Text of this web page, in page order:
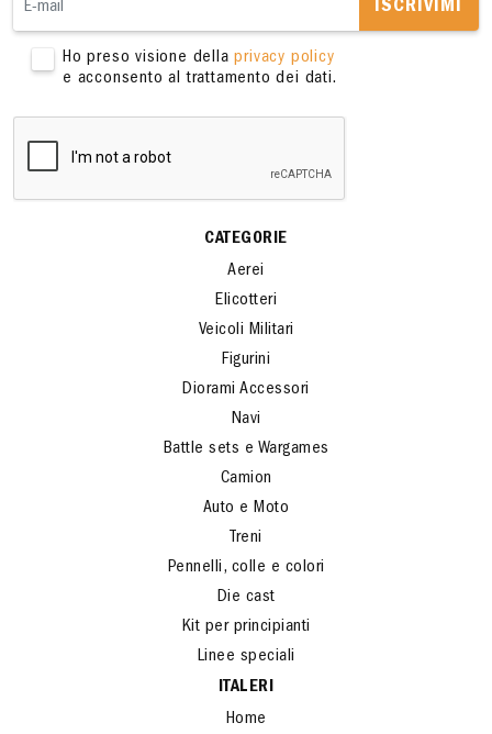
ISCRIVIMI
Ho preso visione dellaprivacy policy
e acconsento al trattamento dei dati.
CATEGORIE
Aerei
Elicotteri
Veicoli Militari
Figurini
Diorami Accessori
Navi
Battle sets e Wargames
Camion
Auto e Moto
Treni
Pennelli, colle e colori
Die cast
Kit per principianti
Linee speciali
ITALERI
Home